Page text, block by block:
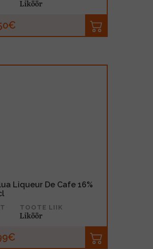
Liköör
Liqueur De Cafe 16%
TOOTE LIIK
Liköör